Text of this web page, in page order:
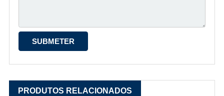
PRODUTOS RELACIONADOS